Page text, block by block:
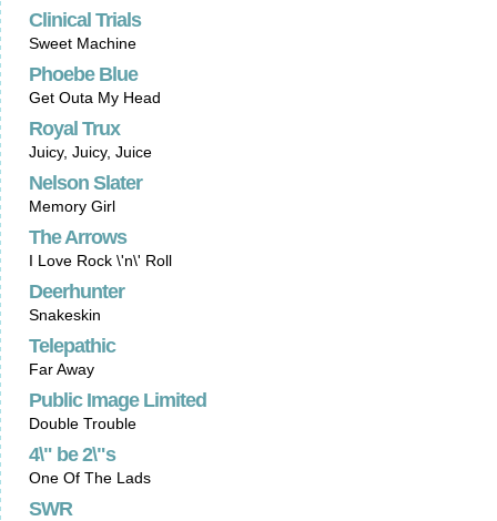
Clinical Trials
Sweet Machine
Phoebe Blue
Get Outa My Head
Royal Trux
Juicy, Juicy, Juice
Nelson Slater
Memory Girl
The Arrows
I Love Rock \'n\' Roll
Deerhunter
Snakeskin
Telepathic
Far Away
Public Image Limited
Double Trouble
4\" be 2\"s
One Of The Lads
SWR